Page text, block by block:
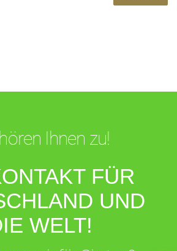
Ihnen zu!
FÜR
UND
WELT!